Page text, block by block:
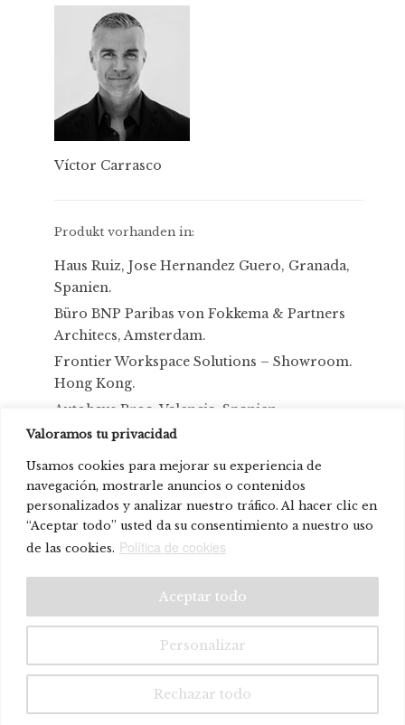
Valoramos tu privacidad
Usamos cookies para mejorar su experiencia de
navegación, mostrarle anuncios o contenidos
personalizados y analizar nuestro tráfico. Al hacer clic en
“Aceptar todo” usted da su consentimiento a nuestro uso
de las cookies. Política de cookies
Personalizar
Rechazar todo
Aceptar todo
Víctor Carrasco
Produkt vorhanden in:
Haus Ruiz, Jose Hernandez Guero, Granada,
Spanien.
Büro BNP Paribas von Fokkema & Partners
Architecs, Amsterdam.
Frontier Workspace Solutions – Showroom.
Hong Kong.
Autohaus Proa, Valencia, Spanien.
Princess Yachts stehen bei Versilia Yachting
Rendez-vous.
Hipotels Playa de Palma Palace
NIU-Häuser
© Systemtronic |Rechtliche Warnung